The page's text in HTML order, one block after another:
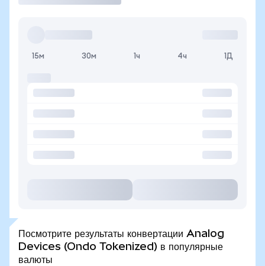
15м 30м 1ч 4ч 1Д
Посмотрите результаты конвертации Analog
Devices (Ondo Tokenized) в популярные
валюты